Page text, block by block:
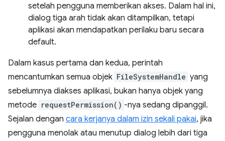
setelah pengguna memberikan akses. Dalam hal ini,
dialog tiga arah tidak akan ditampilkan, tetapi
aplikasi akan mendapatkan perilaku baru secara
default.
Dalam kasus pertama dan kedua, perintah
mencantumkan semua objek FileSystemHandle yang
sebelumnya diakses aplikasi, bukan hanya objek yang
metode requestPermission() -nya sedang dipanggil.
Sejalan dengan cara kerjanya dalam izin sekali pakai, jika
pengguna menolak atau menutup dialog lebih dari tiga